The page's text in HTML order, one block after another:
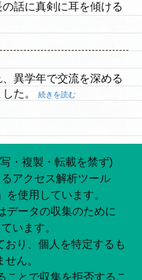
話に真剣に耳を傾ける
異学年で交流を深める
た。
続きを読む
・複製・転載を禁ず)
アクセス解析ツール
を使用しています。
データの収集のために
います。
おり、個人を特定するも
ん。
ことで収集を拒否するこ